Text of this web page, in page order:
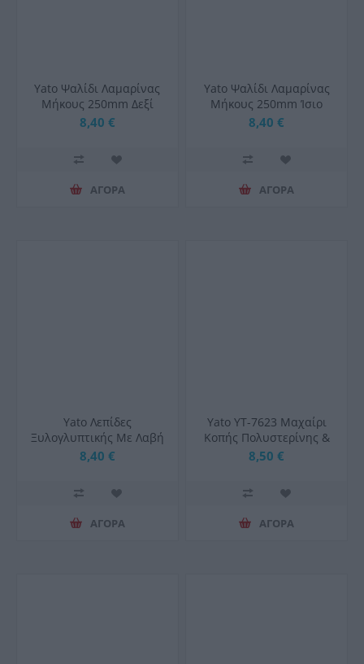
Yato Ψαλίδι Λαμαρίνας
Μήκους 250mm Δεξί
8,40 €
ΑΓΟΡΑ
Yato Ψαλίδι Λαμαρίνας
Μήκους 250mm Ίσιο
8,40 €
ΑΓΟΡΑ
Yato Λεπίδες
Ξυλογλυπτικής Με Λαβή
Σετ 14τμχ
8,40 €
ΑΓΟΡΑ
Yato YT-7623 Μαχαίρι
Κοπής Πολυστερίνης &
Μονωτικών Πλακών
8,50 €
ΑΓΟΡΑ